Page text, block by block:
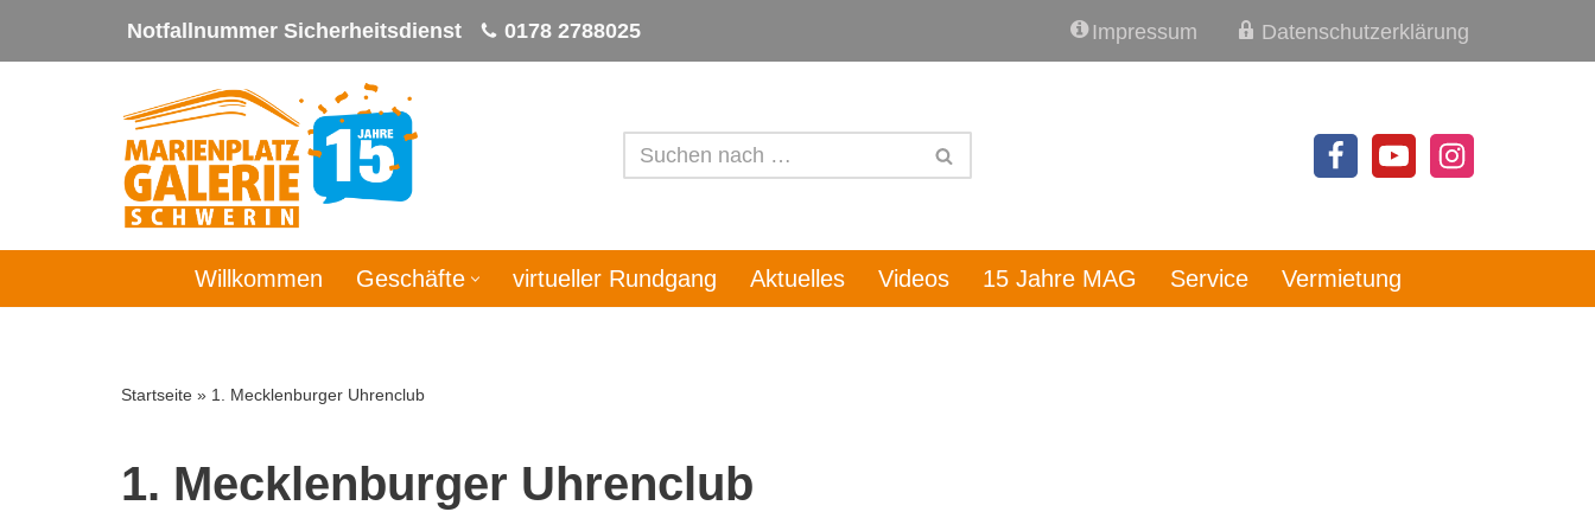
Zum
Notfallnummer Sicherheitsdienst 0178 2788025 Impressum Datenschutzerklärung
Willkommen Geschäfte virtueller Rundgang Aktuelles Videos 15 Jahre MAG Service Vermietung
Startseite » 1. Mecklenburger Uhrenclub
1. Mecklenburger Uhrenclub